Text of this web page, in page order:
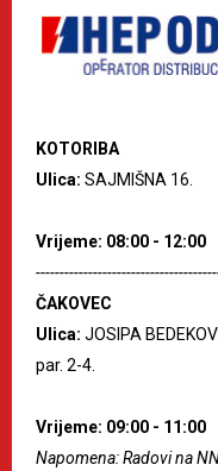
KOTORIBA
Ulica: SAJMIŠNA 16.
Vrijeme: 08:00 - 12:00
ČAKOVEC
Ulica: JOSIPA
par. 2-4.
Vrijeme: 09:00 - 11:00
Napomena: Radovi na